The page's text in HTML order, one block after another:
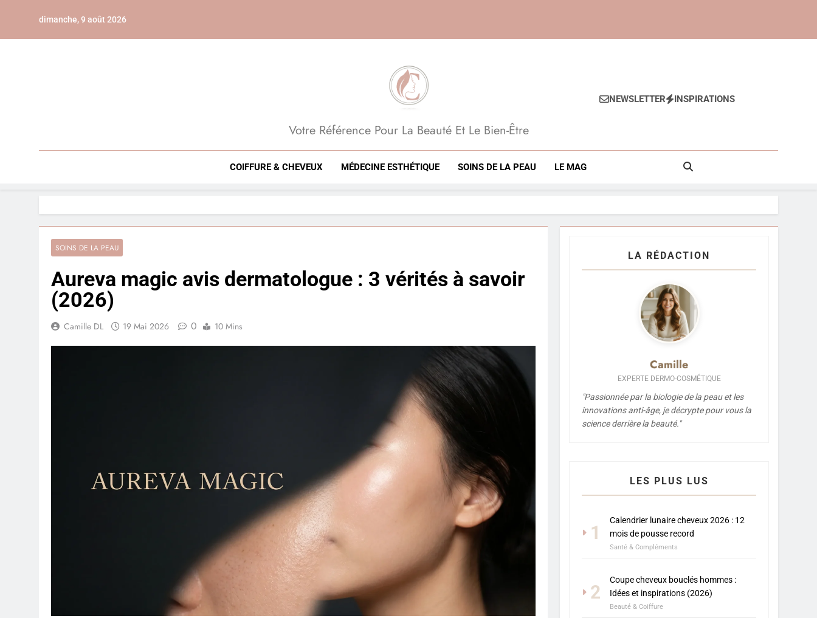
dimanche, 9 août 2026
Beauté, Esthétique, Anti-Âge
Votre Référence Pour La Beauté Et Le Bien-Être
NEWSLETTER INSPIRATIONS
COIFFURE & CHEVEUX MÉDECINE ESTHÉTIQUE SOINS DE LA PEAU LE MAG
SOINS DE LA PEAU
Aureva magic avis dermatologue : 3 vérités à savoir
(2026)
Camille DL 19 Mai 2026 0 10 Mins
LA RÉDACTION
Camille
EXPERTE DERMO-COSMÉTIQUE
"Passionnée par la biologie de la peau et les
innovations anti-âge, je décrypte pour vous la
science derrière la beauté."
LES PLUS LUS
1
Calendrier lunaire cheveux 2026 : 12
mois de pousse record
Santé & Compléments
2
Coupe cheveux bouclés hommes :
Idées et inspirations (2026)
Beauté & Coiffure